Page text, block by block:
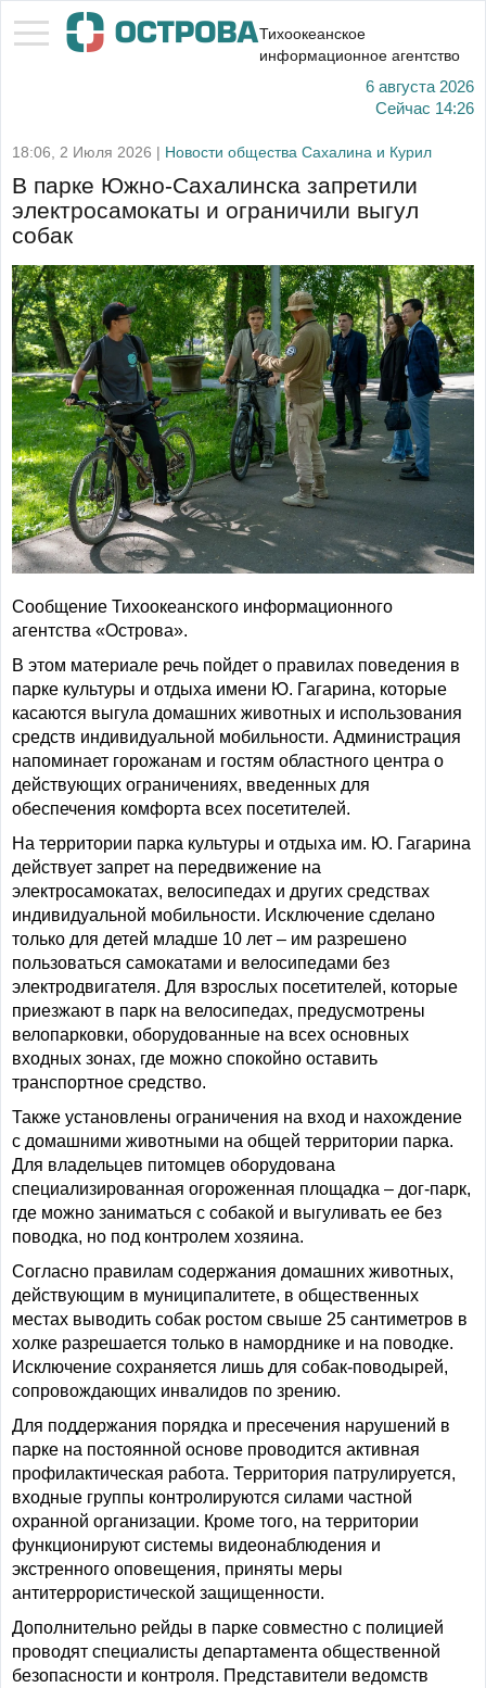
Тихоокеанское
информационное агентство
6 августа 2026
Сейчас 14:26
18:06, 2 Июля 2026 | Новости общества Сахалина и Курил
В парке Южно-Сахалинска запретили
электросамокаты и ограничили выгул
собак
Сообщение Тихоокеанского информационного
агентства «Острова».
В этом материале речь пойдет о правилах поведения в
парке культуры и отдыха имени Ю. Гагарина, которые
касаются выгула домашних животных и использования
средств индивидуальной мобильности. Администрация
напоминает горожанам и гостям областного центра о
действующих ограничениях, введенных для
обеспечения комфорта всех посетителей.
На территории парка культуры и отдыха им. Ю. Гагарина
действует запрет на передвижение на
электросамокатах, велосипедах и других средствах
индивидуальной мобильности. Исключение сделано
только для детей младше 10 лет – им разрешено
пользоваться самокатами и велосипедами без
электродвигателя. Для взрослых посетителей, которые
приезжают в парк на велосипедах, предусмотрены
велопарковки, оборудованные на всех основных
входных зонах, где можно спокойно оставить
транспортное средство.
Также установлены ограничения на вход и нахождение
с домашними животными на общей территории парка.
Для владельцев питомцев оборудована
специализированная огороженная площадка – дог-парк,
где можно заниматься с собакой и выгуливать ее без
поводка, но под контролем хозяина.
Согласно правилам содержания домашних животных,
действующим в муниципалитете, в общественных
местах выводить собак ростом свыше 25 сантиметров в
холке разрешается только в наморднике и на поводке.
Исключение сохраняется лишь для собак-поводырей,
сопровождающих инвалидов по зрению.
Для поддержания порядка и пресечения нарушений в
парке на постоянной основе проводится активная
профилактическая работа. Территория патрулируется,
входные группы контролируются силами частной
охранной организации. Кроме того, на территории
функционируют системы видеонаблюдения и
экстренного оповещения, приняты меры
антитеррористической защищенности.
Дополнительно рейды в парке совместно с полицией
проводят специалисты департамента общественной
безопасности и контроля. Представители ведомств